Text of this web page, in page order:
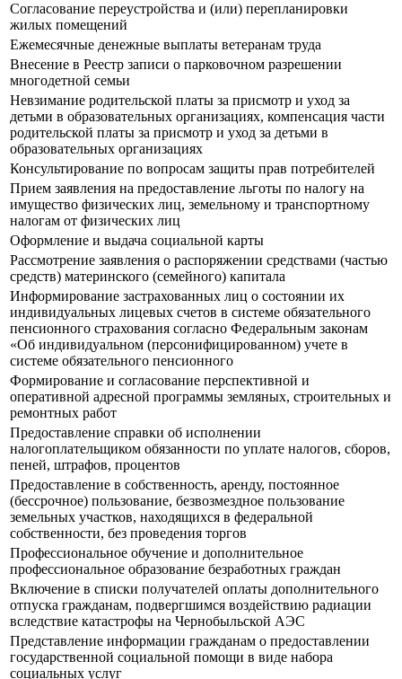
Согласование переустройства и (или) перепланировки
жилых помещений
Ежемесячные денежные выплаты ветеранам труда
Внесение в Реестр записи о парковочном разрешении
многодетной семьи
Невзимание родительской платы за присмотр и уход за
детьми в образовательных организациях, компенсация части
родительской платы за присмотр и уход за детьми в
образовательных организациях
Консультирование по вопросам защиты прав потребителей
Прием заявления на предоставление льготы по налогу на
имущество физических лиц, земельному и транспортному
налогам от физических лиц
Оформление и выдача социальной карты
Рассмотрение заявления о распоряжении средствами (частью
средств) материнского (семейного) капитала
Информирование застрахованных лиц о состоянии их
индивидуальных лицевых счетов в системе обязательного
пенсионного страхования согласно Федеральным законам
«Об индивидуальном (персонифицированном) учете в
системе обязательного пенсионного
Формирование и согласование перспективной и
оперативной адресной программы земляных, строительных и
ремонтных работ
Предоставление справки об исполнении
налогоплательщиком обязанности по уплате налогов, сборов,
пеней, штрафов, процентов
Предоставление в собственность, аренду, постоянное
(бессрочное) пользование, безвозмездное пользование
земельных участков, находящихся в федеральной
собственности, без проведения торгов
Профессиональное обучение и дополнительное
профессиональное образование безработных граждан
Включение в списки получателей оплаты дополнительного
отпуска гражданам, подвергшимся воздействию радиации
вследствие катастрофы на Чернобыльской АЭС
Представление информации гражданам о предоставлении
государственной социальной помощи в виде набора
социальных услуг